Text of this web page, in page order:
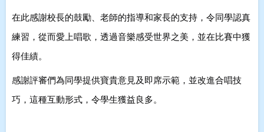
在此感謝校長的鼓勵、老師的指導和家長的支持，令同學認真
練習，從而愛上唱歌，透過音樂感受世界之美，並在比賽中獲
得佳績。
感謝評審們為同學提供寶貴意見及即席示範，並改進合唱技
巧，這種互動形式，令學生獲益良多。